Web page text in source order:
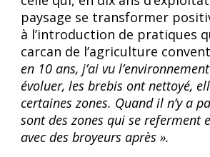
paysage se transformer
à l’introduction de pratiques
carcan de l’agriculture
en 10 ans, j’ai vu
évoluer, les brebis ont nettoyé,
certaines zones. Quand il n’y a
sont des zones qui se referment
avec des broyeurs après ».